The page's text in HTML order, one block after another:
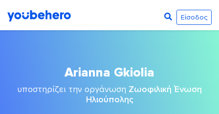
Είσοδος
Arianna Gkiolia
υποστηρίζει την οργάνωση Ζωοφιλική Ένωση
Ηλιούπολης